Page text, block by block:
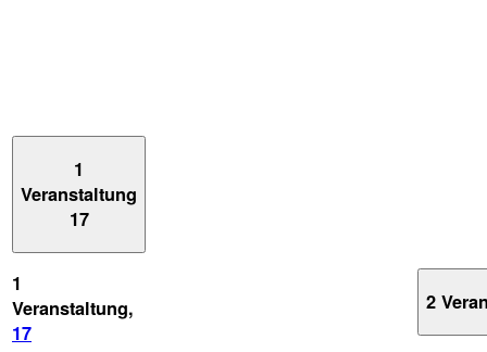
1
Veranstaltung
17
1
Veranstaltung,
17
2